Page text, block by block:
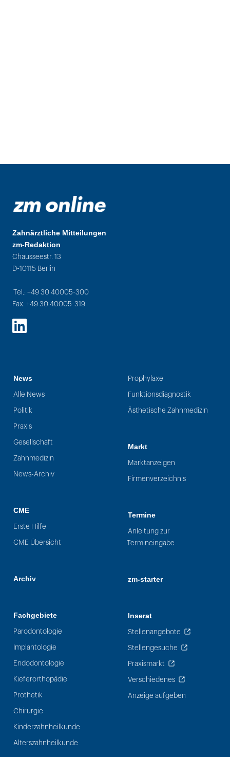
Zahnärztliche Mitteilungen
zm-Redaktion
Chausseestr. 13
D-10115 Berlin
Tel.: +49 30 40005-300
Fax: +49 30 40005-319
LinkedIn
News
Alle News
Politik
Praxis
Gesellschaft
Zahnmedizin
News-Archiv
CME
Erste Hilfe
CME Übersicht
Archiv
Fachgebiete
Parodontologie
Implantologie
Endodontologie
Kieferorthopädie
Prothetik
Chirurgie
Kinderzahnheilkunde
Alterszahnheilkunde
Prophylaxe
Funktionsdiagnostik
Ästhetische Zahnmedizin
Markt
Marktanzeigen
Firmenverzeichnis
Termine
Anleitung zur
Termineingabe
zm-starter
Inserat
Stellenangebote
Stellengesuche
Praxismarkt
Verschiedenes
Anzeige aufgeben